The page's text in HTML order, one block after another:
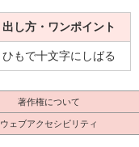
出し方・ワンポイント
ひもで十文字にしばる
著作権について
ウェブアクセシビリティ